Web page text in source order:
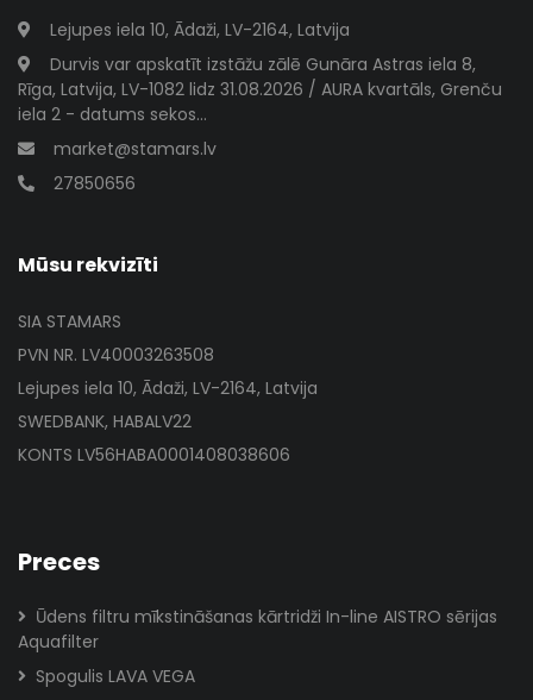
Lejupes iela 10, Ādaži, LV-2164, Latvija
Durvis var apskatīt izstāžu zālē Gunāra Astras iela 8,
Rīga, Latvija, LV-1082 lidz 31.08.2026 / AURA kvartāls, Grenču
iela 2 - datums sekos...
market@stamars.lv
27850656
Mūsu rekvizīti
SIA STAMARS
PVN NR. LV40003263508
Lejupes iela 10, Ādaži, LV-2164, Latvija
SWEDBANK, HABALV22
KONTS LV56HABA0001408038606
Preces
Ūdens filtru mīkstināšanas kārtridži In-line AISTRO sērijas
Aquafilter
Spogulis LAVA VEGA